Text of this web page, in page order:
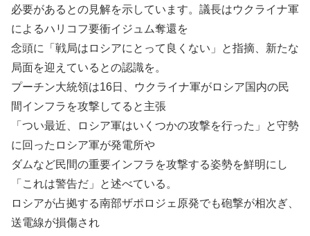
必要があるとの見解を示しています。議長はウクライナ軍
によるハリコフ要衝イジュム奪還を
念頭に「戦局はロシアにとって良くない」と指摘、新たな
局面を迎えているとの認識を。
プーチン大統領は16日、ウクライナ軍がロシア国内の民
間インフラを攻撃してると主張
「つい最近、ロシア軍はいくつかの攻撃を行った」と守勢
に回ったロシア軍が発電所や
ダムなど民間の重要インフラを攻撃する姿勢を鮮明にし
「これは警告だ」と述べている。
ロシアが占拠する南部ザポロジェ原発でも砲撃が相次ぎ、
送電線が損傷され